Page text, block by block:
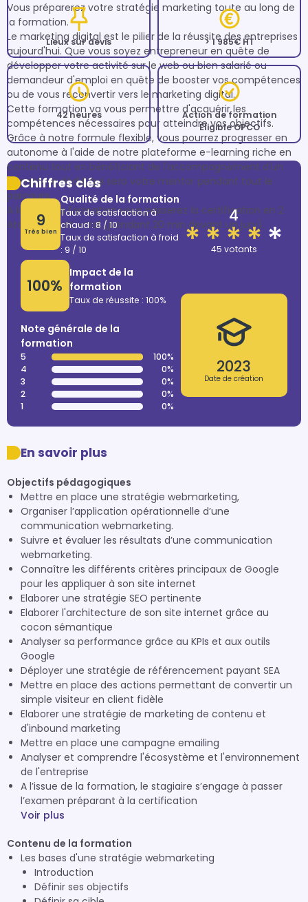
Vous préparerez votre stratégie marketing toute au long de
la formation.
Le marketing digital est le pilier de la réussite des entreprises
aujourd'hui. Que vous soyez entrepreneur en quête de
développer votre activité sur le web ou bien salarié ou
demandeur d'emploi en quête de booster vos compétences
ou de vous reconvertir vers le marketing digital.
Cette formation va vous permettre d'acquérir les
compétences nécessaires pour atteindre vos objectifs.
Grâce à notre formule flexible, vous pourrez progresser en
autonome à l'aide de notre plateforme e-learning riche en
contenu tout en bénéficiant de l'accompagnement d'un
formateur dédié qui sera votre mentor pendant tout le
parcours.
A la fin de la formation vous passerez la certification en 2
étapes:- écrit, -oral (pendant 20 min devant un jury).
Lieux sur devis > 1 985€ HT
42 heures
Action de formation
Éligible OPCO
Chiffres clés
9
Très bien
Qualité de la formation
Taux de satisfaction à
chaud : 8 / 10
Taux de satisfaction à froid
: 9 / 10
100%
Impact de la
formation
Taux de réussite : 100%
Note générale de la
formation
5
100%
4
0%
3
0%
2
0%
1
0%
4
45 votants
2023
Date de création
En savoir plus
Objectifs pédagogiques
Mettre en place une stratégie webmarketing,
Organiser l’application opérationnelle d’une
communication webmarketing.
Suivre et évaluer les résultats d’une communication
webmarketing.
Connaître les différents critères principaux de Google
pour les appliquer à son site internet
Elaborer une stratégie SEO pertinente
Elaborer l'architecture de son site internet grâce au
cocon sémantique
Analyser sa performance grâce au KPIs et aux outils
Google
Déployer une stratégie de référencement payant SEA
Mettre en place des actions permettant de convertir un
simple visiteur en client fidèle
Elaborer une stratégie de marketing de contenu et
d'inbound marketing
Mettre en place une campagne emailing
Analyser et comprendre l'écosystème et l'environnement
de l'entreprise
A l’issue de la formation, le stagiaire s’engage à passer
l’examen préparant à la certification
Voir plus
Contenu de la formation
Les bases d'une stratégie webmarketing
Introduction
Définir ses objectifs